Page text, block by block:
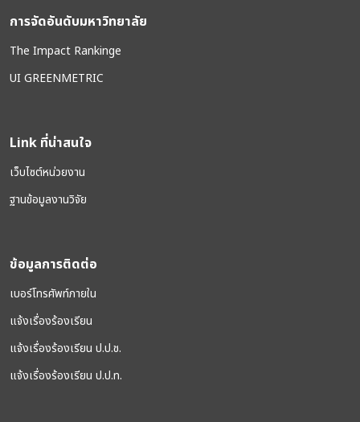
การจัดอันดับมหาวิทยาลัย
The Impact Rankinge
UI GREENMETRIC
Link ที่น่าสนใจ
เว็บไซต์หน่วยงาน
ฐานข้อมูลงานวิจัย
ข้อมูลการติดต่อ
เบอร์โทรศัพท์ภายใน
แจ้งเรื่องร้องเรียน
แจ้งเรื่องร้องเรียน ป.ป.ช.
แจ้งเรื่องร้องเรียน ป.ป.ท.